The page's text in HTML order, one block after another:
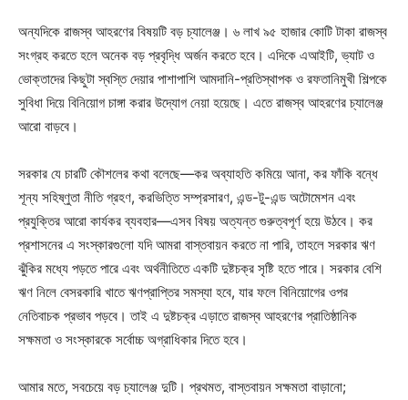
অন্যদিকে রাজস্ব আহরণের বিষয়টি বড় চ্যালেঞ্জ। ৬ লাখ ৯৫ হাজার কোটি টাকা রাজস্ব
সংগ্রহ করতে হলে অনেক বড় প্রবৃদ্ধি অর্জন করতে হবে। এদিকে এআইটি, ভ্যাট ও
ভোক্তাদের কিছুটা স্বস্তি দেয়ার পাশাপাশি আমদানি-প্রতিস্থাপক ও রফতানিমুখী শিল্পকে
সুবিধা দিয়ে বিনিয়োগ চাঙ্গা করার উদ্যোগ নেয়া হয়েছে। এতে রাজস্ব আহরণের চ্যালেঞ্জ
আরো বাড়বে।
সরকার যে চারটি কৌশলের কথা বলেছে—কর অব্যাহতি কমিয়ে আনা, কর ফাঁকি বন্ধে
শূন্য সহিষ্ণুতা নীতি গ্রহণ, করভিত্তি সম্প্রসারণ, এন্ড-টু-এন্ড অটোমেশন এবং
প্রযুক্তির আরো কার্যকর ব্যবহার—এসব বিষয় অত্যন্ত গুরুত্বপূর্ণ হয়ে উঠবে। কর
প্রশাসনের এ সংস্কারগুলো যদি আমরা বাস্তবায়ন করতে না পারি, তাহলে সরকার ঋণ
ঝুঁকির মধ্যে পড়তে পারে এবং অর্থনীতিতে একটি দুষ্টচক্র সৃষ্টি হতে পারে। সরকার বেশি
ঋণ নিলে বেসরকারি খাতে ঋণপ্রাপ্তির সমস্যা হবে, যার ফলে বিনিয়োগের ওপর
নেতিবাচক প্রভাব পড়বে। তাই এ দুষ্টচক্র এড়াতে রাজস্ব আহরণের প্রাতিষ্ঠানিক
সক্ষমতা ও সংস্কারকে সর্বোচ্চ অগ্রাধিকার দিতে হবে।
আমার মতে, সবচেয়ে বড় চ্যালেঞ্জ দুটি। প্রথমত, বাস্তবায়ন সক্ষমতা বাড়ানো;